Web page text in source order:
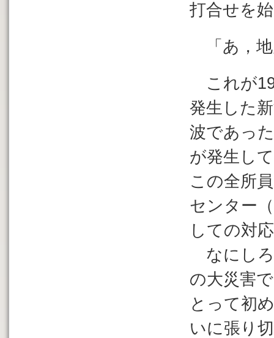
打合せを
「あ，地
これが
発生した
波であっ
が発生し
この全所
センター
しての対
なにしろ
の大災害
とって初
いに張り